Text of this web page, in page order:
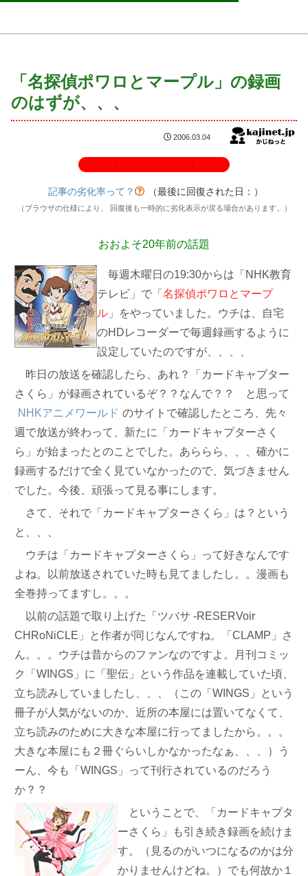
「名探偵ポワロとマープル」の録画
のはずが、、、
2006.03.04
記事の劣化率って？ （最後に回復された日： ）
（ブラウザの仕様により、 回復後も一時的に劣化表示が戻る場合があります。）
おおよそ20年前の話題
毎週木曜日の19:30からは「NHK教育
テレビ」で「 名探偵ポワロとマープ
ル 」をやっていました。ウチは、自宅
のHDレコーダーで毎週録画するように
設定していたのですが、、、、
昨日の放送を確認したら、あれ？「カードキャプター
さくら」が録画されているぞ？？なんで？？ と思って
NHKアニメワールド のサイトで確認したところ、先々
週で放送が終わって、新たに「カードキャプターさく
ら」が始まったとのことでした。あららら、、、確かに
録画するだけで全く見ていなかったので、気づきません
でした。今後、頑張って見る事にします。
さて、それで「カードキャプターさくら」は？という
と、、、
ウチは「カードキャプターさくら」って好きなんです
よね。以前放送されていた時も見てましたし。。漫画も
全巻持ってますし。。。
以前の話題で取り上げた「ツバサ -RESERVoir
CHRoNiCLE」と作者が同じなんですね。「CLAMP」さ
ん。。。ウチは昔からのファンなのですよ。月刊コミッ
ク「WINGS」に「聖伝」という作品を連載していた頃、
立ち読みしていましたし、、、（この「WINGS」という
冊子が人気がないのか、近所の本屋には置いてなくて、
立ち読みのために大きな本屋に行ってましたから。。。
大きな本屋にも２冊ぐらいしかなかったなぁ、、、）う
ーん、今も「WINGS」って刊行されているのだろう
か？？
ということで、「カードキャプタ
ーさくら」も引き続き録画を続けま
す。（見るのがいつになるのかは分
かりませんけどね。）でも何故か１